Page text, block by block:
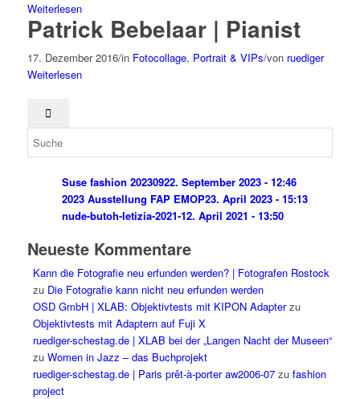
Weiterlesen
Patrick Bebelaar | Pianist
17. Dezember 2016/in Fotocollage, Portrait & VIPs/von ruediger
Weiterlesen
Suse fashion 20230922. September 2023 - 12:46
2023 Ausstellung FAP EMOP23. April 2023 - 15:13
nude-butoh-letizia-2021-12. April 2021 - 13:50
Neueste Kommentare
Kann die Fotografie neu erfunden werden? | Fotografen Rostock
zu Die Fotografie kann nicht neu erfunden werden
OSD GmbH | XLAB: Objektivtests mit KIPON Adapterzu
Objektivtests mit Adaptern auf Fuji X
ruediger-schestag.de | XLAB bei der „Langen Nacht der Museen“
zu Women in Jazz – das Buchprojekt
ruediger-schestag.de | Paris prêt-à-porter aw2006-07zu fashion
project